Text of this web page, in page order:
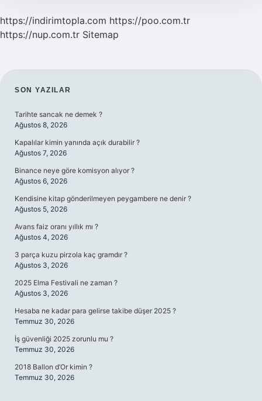
https://indirimtopla.com https://poo.com.tr
https://nup.com.tr Sitemap
SIDEBAR
SON YAZILAR
Tarihte sancak ne demek ?
Ağustos 8, 2026
Kapalılar kimin yanında açık durabilir ?
Ağustos 7, 2026
Binance neye göre komisyon alıyor ?
Ağustos 6, 2026
Kendisine kitap gönderilmeyen peygambere ne denir ?
Ağustos 5, 2026
Avans faiz oranı yıllık mı ?
Ağustos 4, 2026
3 parça kuzu pirzola kaç gramdır ?
Ağustos 3, 2026
2025 Elma Festivali ne zaman ?
Ağustos 3, 2026
Hesaba ne kadar para gelirse takibe düşer 2025 ?
Temmuz 30, 2026
İş güvenliği 2025 zorunlu mu ?
Temmuz 30, 2026
2018 Ballon d’Or kimin ?
Temmuz 30, 2026